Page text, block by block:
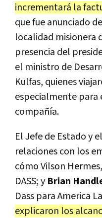
incrementará la
que fue anunciado
localidad misionera
presencia del
el ministro de
Kulfas, quienes
especialmente para
compañía.
El Jefe de Estado y
relaciones con los
cómo Vilson
DASS; y Brian
Dass para America
explicaron los